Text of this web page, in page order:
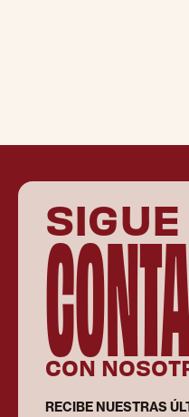
CON
RECIBE NUESTRAS